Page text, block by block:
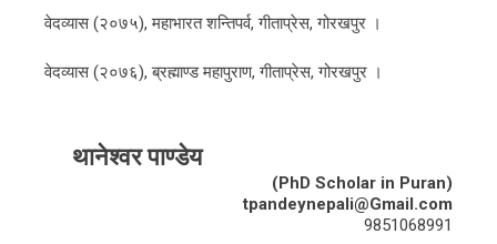
वेदव्यास (२०७५), महाभारत शन्तिपर्व, गीताप्रेस, गोरखपुर ।
वेदव्यास (२०७६), ब्रह्माण्ड महापुराण, गीताप्रेस, गोरखपुर ।
थानेश्वर पाण्डेय
(PhD Scholar in Puran)
tpandeynepali@Gmail.com
9851068991